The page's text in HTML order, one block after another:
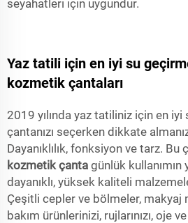
seyahatleri için uygundur.
Yaz tatili için en iyi su
kozmetik çantaları
2019 yılında yaz tatiliniz için en
çantanızı seçerken dikkate
Dayanıklılık, fonksiyon ve tarz. Bu
kozmetik çanta günlük kullanımın
dayanıklı, yüksek kaliteli
Çeşitli cepler ve bölmeler, makyaj
bakım ürünlerinizi, rujlarınızı, oje